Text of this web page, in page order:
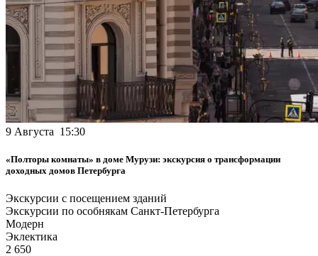
9 Августа 15:30
«Полторы комнаты» в доме Мурузи: экскурсия о трансформации
доходных домов Петербурга
Экскурсии с посещением зданий
Экскурсии по особнякам Санкт-Петербурга
Модерн
Эклектика
2 650